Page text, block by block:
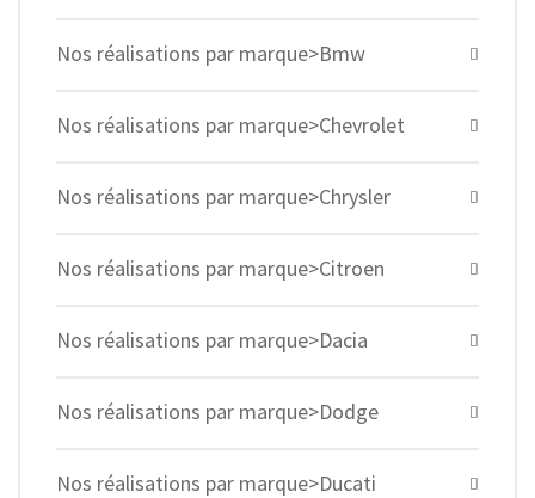
Nos réalisations par marque>Bmw
Nos réalisations par marque>Chevrolet
Nos réalisations par marque>Chrysler
Nos réalisations par marque>Citroen
Nos réalisations par marque>Dacia
Nos réalisations par marque>Dodge
Nos réalisations par marque>Ducati